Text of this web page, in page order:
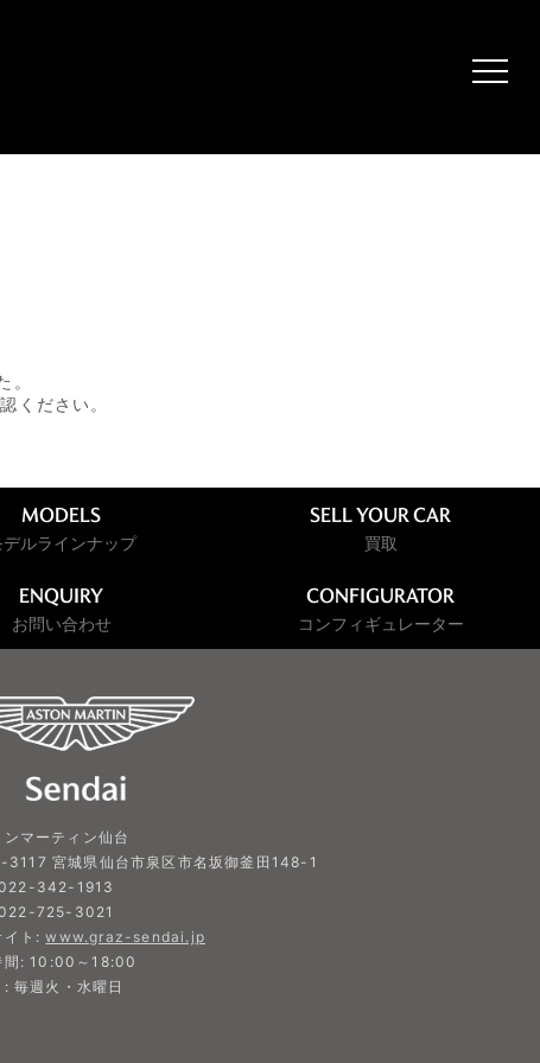
。
ください。
MODELS
デルラインナップ
SELL YOUR CAR
買取
ENQUIRY
お問い合わせ
CONFIGURATOR
コンフィギュレーター
ンマーティン仙台
3117 宮城県仙台市泉区市名坂御釜田148-1
342-1913
725-3021
イト:www.graz-sendai.jp
間: 10:00～18:00
: 毎週火・水曜日